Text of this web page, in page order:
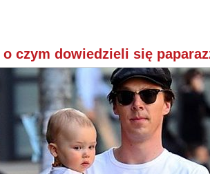
czym dowiedzieli się